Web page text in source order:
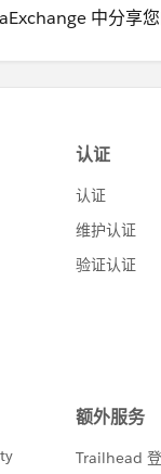
中分享您